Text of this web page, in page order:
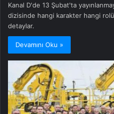
Kanal D'de 13 Şubat'ta
dizisinde hangi karakter hangi
detaylar.
Devamını Oku »